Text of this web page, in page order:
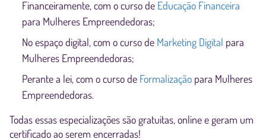
Financeiramente, com o curso de Educação Financeira
para Mulheres Empreendedoras;
No espaço digital, com o curso de Marketing Digital para
Mulheres Empreendedoras;
Perante a lei, com o curso de Formalizaçãopara Mulheres
Empreendedoras.
Todas essas especializações são gratuitas, online e geram um
certificado ao serem encerradas!